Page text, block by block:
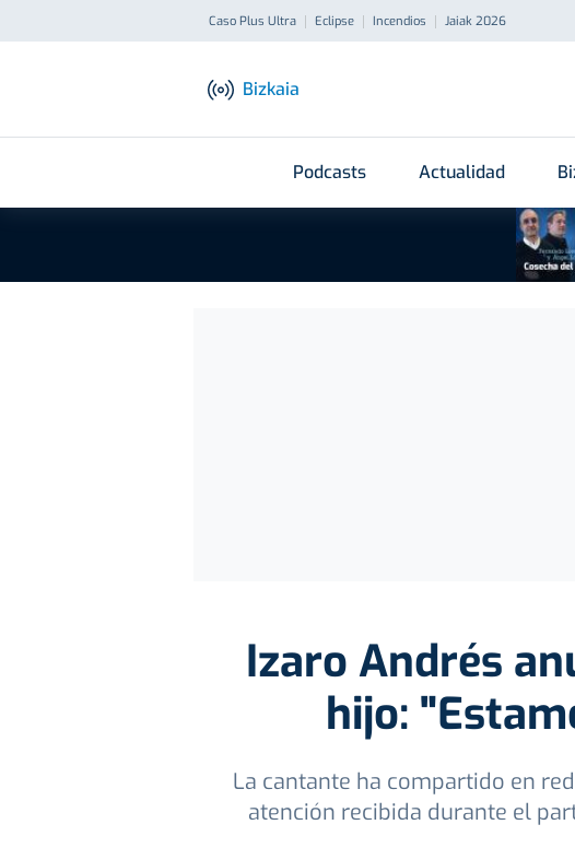
Caso Plus Ultra Eclipse Incendios Jaiak 2026
Bizkaia
Podcasts Actualidad
Izaro Andrés
hijo:
La cantante ha compartido en
atención recibida durante el